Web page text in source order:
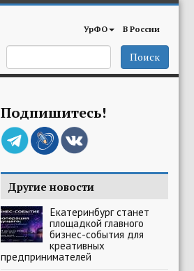
УрФО В России
Поиск
Подпишитесь!
Другие новости
Екатеринбург станет
площадкой главного
бизнес-события для
креативных
предпринимателей